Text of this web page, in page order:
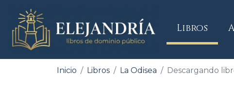
Libros
Inicio Libros La Odisea Descargando